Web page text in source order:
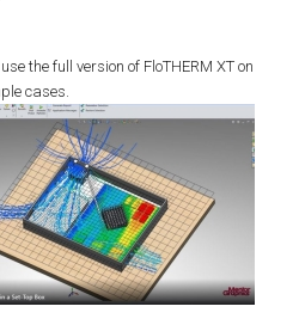
the full version of FloTHERM XT on
cases.